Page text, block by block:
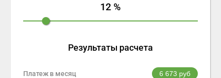
12 %
Результаты расчета
Платеж в месяц 6 673 руб